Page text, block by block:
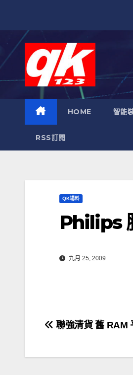
HOME 智能
RSS訂閱
QK場料
Philips
九月 25, 2009
文聯強清貨 舊 RAM